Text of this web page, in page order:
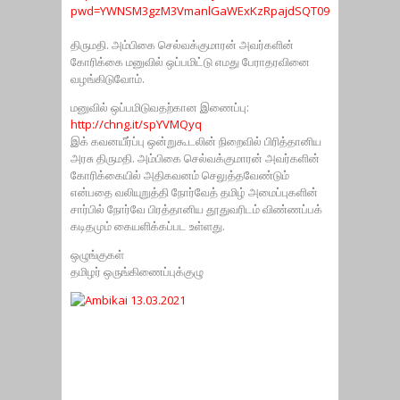
pwd=YWNSM3gzM3VmanlGaWExKzRpajdSQT09
திருமதி. அம்பிகை செல்வக்குமாரன் அவர்களின்
கோரிக்கை மனுவில் ஒப்பமிட்டு எமது பேராதரவினை
வழங்கிடுவோம்.
மனுவில் ஒப்பமிடுவதற்கான இணைப்பு:
http://chng.it/spYVMQyq
இக் கவனயீர்ப்பு ஒன்றுகூடலின் நிறைவில் பிரித்தானிய
அரசு திருமதி. அம்பிகை செல்வக்குமாரன் அவர்களின்
கோரிக்கையில் அதிகவனம் செலுத்தவேண்டும்
என்பதை வலியுறுத்தி நோர்வேத் தமிழ் அமைப்புகளின்
சார்பில் நோர்வே பிரத்தானிய தூதுவரிடம் விண்ணப்பக்
கடிதமும் கையளிக்கப்பட உள்ளது.
ஒழுங்குகள்
தமிழர் ஒருங்கிணைப்புக்குழு